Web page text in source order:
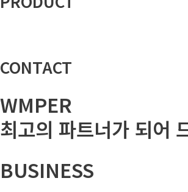
CONTACT
WMPER
최고의 파트너가 되어
BUSINESS